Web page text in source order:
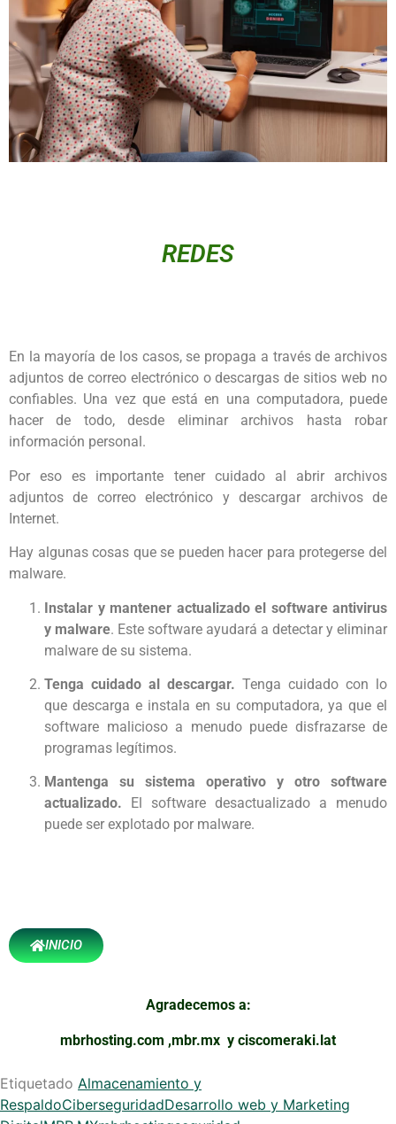
REDES
En la mayoría de los casos, se propaga a través de archivos
adjuntos de correo electrónico o descargas de sitios web no
confiables. Una vez que está en una computadora, puede
hacer de todo, desde eliminar archivos hasta robar
información personal.
Por eso es importante tener cuidado al abrir archivos
adjuntos de correo electrónico y descargar archivos de
Internet.
Hay algunas cosas que se pueden hacer para protegerse del
malware.
Instalar y mantener actualizado el software antivirus
y malware. Este software ayudará a detectar y eliminar
malware de su sistema.
Tenga cuidado al descargar. Tenga cuidado con lo
que descarga e instala en su computadora, ya que el
software malicioso a menudo puede disfrazarse de
programas legítimos.
Mantenga su sistema operativo y otro software
actualizado.
El software desactualizado a menudo
puede ser explotado por malware.
INICIO
Agradecemos a:
mbrhosting.com ,mbr.mx y ciscomeraki.lat
Etiquetado Almacenamiento y
RespaldoCiberseguridadDesarrollo web y Marketing